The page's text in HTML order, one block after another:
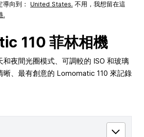
導向到： United States. 不用，我想留在這
.
110 菲林相機
和夜間光圈模式、可調較的 ISO 和玻璃
晰、最有創意的 Lomomatic 110 來記錄